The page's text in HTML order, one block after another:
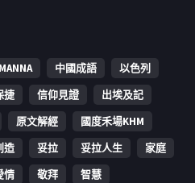
中國成語
以色列
捷 信仰見證
出埃及記
原文解經
國度禾場KHM
造 妥拉 妥拉人生
家庭
情 敬拜
智慧